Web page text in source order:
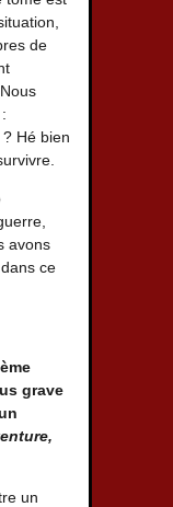
de
Hé bien
avons
ce
grave
un